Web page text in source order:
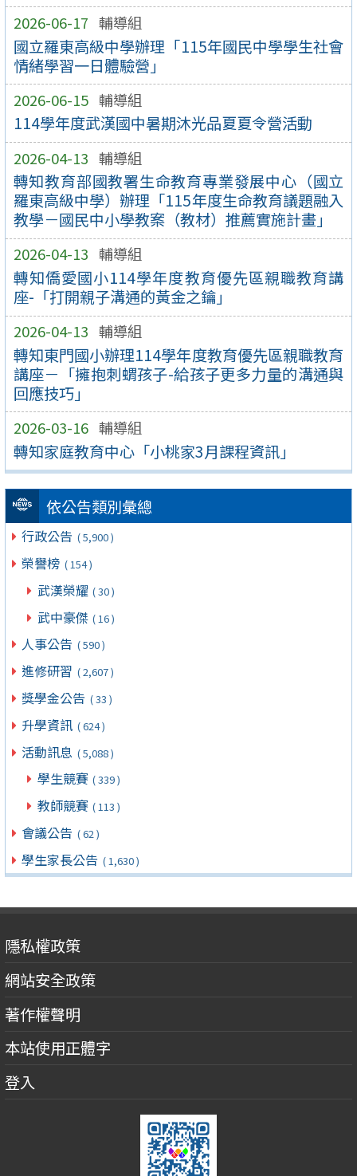
2026-06-17 輔導組
國立羅東高級中學辦理「115年國民中學學生社會
情緒學習一日體驗營」
2026-06-15 輔導組
114學年度武漢國中暑期沐光品夏夏令營活動
2026-04-13 輔導組
轉知教育部國教署生命教育專業發展中心（國立
羅東高級中學）辦理「115年度生命教育議題融入
教學－國民中小學教案（教材）推薦實施計畫」
2026-04-13 輔導組
轉知僑愛國小114學年度教育優先區親職教育講
座-「打開親子溝通的黃金之鑰」
2026-04-13 輔導組
轉知東門國小辦理114學年度教育優先區親職教育
講座－「擁抱刺蝟孩子-給孩子更多力量的溝通與
回應技巧」
2026-03-16 輔導組
轉知家庭教育中心「小桃家3月課程資訊」
依公告類別彙總
行政公告 ( 5,900 )
榮譽榜 ( 154 )
武漢榮耀 ( 30 )
武中豪傑 ( 16 )
人事公告 ( 590 )
進修研習 ( 2,607 )
獎學金公告 ( 33 )
升學資訊 ( 624 )
活動訊息 ( 5,088 )
學生競賽 ( 339 )
教師競賽 ( 113 )
會議公告 ( 62 )
學生家長公告 ( 1,630 )
隱私權政策
網站安全政策
著作權聲明
本站使用正體字
登入